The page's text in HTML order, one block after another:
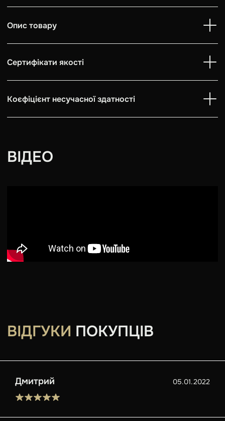
Опис товару
Сертифікати якості
Коєфіцієнт несучасної здатності
ВІДЕО
ВІДГУКИ ПОКУПЦІВ
Дмитрий 05.01.2022